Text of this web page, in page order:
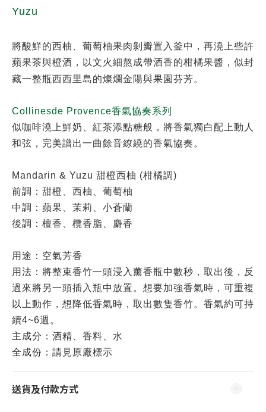
Yuzu
將酸鮮的西柚、葡萄柚果肉剝瓣置入釜中，再澆上些許
蘋果茶與橙酒，以文火細熬成帶酒香的柑橘果醬，似封
藏一整瓶西西里島的燦爛金陽與果園芬芳。
Collinesde Provence香氣協奏系列
似咖啡澆上鮮奶、紅茶添點糖般，將香氣獨白配上動人
和弦，完美譜出一曲餘音繚繞的香氣協奏。
Mandarin & Yuzu 甜橙西柚 (柑橘調)
前調：甜橙、西柚、葡萄柚
中調：蘋果、茉莉、小蒼蘭
後調：檀香、欖香脂、麝香
用途：空氣芳香
用法：將整束香竹一頭浸入薰香瓶中數秒，取出後，反
過來將另一頭插入瓶中放置。想要加強香氣時，可重複
以上動作，想降低香氣時，取出數隻香竹。香氣約可持
續4~6週。
主成分：酒精、香料、水
全成份：請見原廠標示
送貨及付款方式